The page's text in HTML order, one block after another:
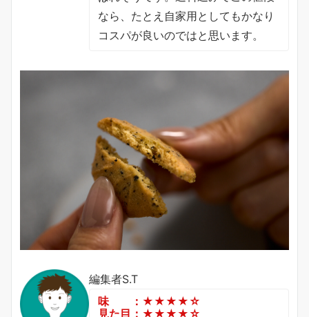
なら、たとえ自家用としてもかなり
コスパが良いのではと思います。
編集者S.T
味 ：★★★★☆
見た目：★★★★☆